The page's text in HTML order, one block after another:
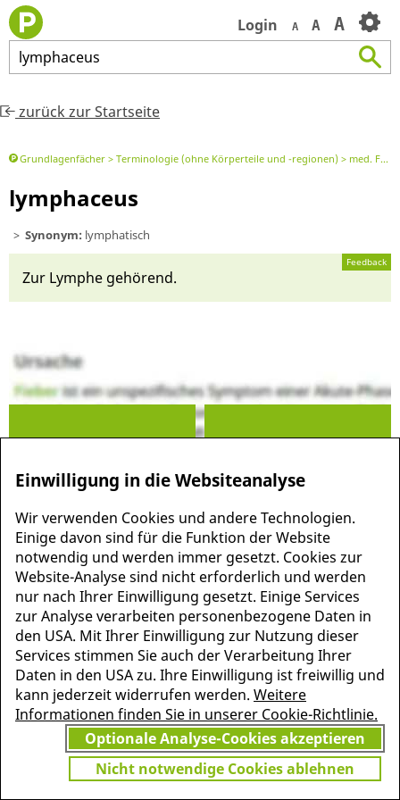
Login A A A
lymphaceus
zurück zur Startseite
Grundlagenfächer Terminologie (ohne Körperteile und -regionen) med. Fachbegriff oder Element davon
lymphaceus
Synonym: lymphatisch
Feedback
Zur Lym­phe gehörend.
MEHR INFORMATIONEN
ZU PSCHYREMBEL
JETZT
GRATIS TESTEN
Vielen Dank für Ihr Interesse
am Pschyrembel! Wenn Sie
unbegrenzten Zugang zu
Pschyrembel Online möchten,
finden Sie hier das passende
Angebot.
Einwilligung in die Websiteanalyse
Wir verwenden Cookies und andere Technologien.
Einige davon sind für die Funktion der Website
notwendig und werden immer gesetzt. Cookies zur
Website-Analyse sind nicht erforderlich und werden
nur nach Ihrer Einwilligung gesetzt. Einige Services
zur Analyse verarbeiten personenbezogene Daten in
den USA. Mit Ihrer Einwilligung zur Nutzung dieser
Services stimmen Sie auch der Verarbeitung Ihrer
Daten in den USA zu. Ihre Einwilligung ist freiwillig und
kann jederzeit widerrufen werden. Weitere
Informationen finden Sie in unserer Cookie-Richtlinie.
Optionale Analyse-Cookies akzeptieren
Nicht notwendige Cookies ablehnen